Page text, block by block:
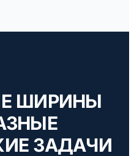
ШИРИНЫ
ЗАДАЧИ